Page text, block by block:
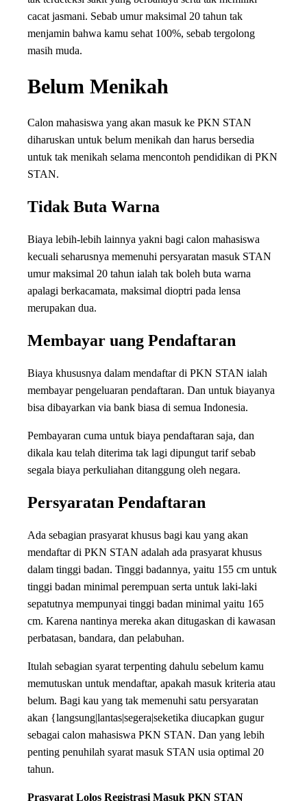
cacat jasmani. Sebab umur maksimal 20 tahun tak
menjamin bahwa kamu sehat 100%, sebab tergolong
masih muda.
Belum Menikah
Calon mahasiswa yang akan masuk ke PKN STAN
diharuskan untuk belum menikah dan harus bersedia
untuk tak menikah selama mencontoh pendidikan di PKN
STAN.
Tidak Buta Warna
Biaya lebih-lebih lainnya yakni bagi calon mahasiswa
kecuali seharusnya memenuhi persyaratan masuk STAN
umur maksimal 20 tahun ialah tak boleh buta warna
apalagi berkacamata, maksimal dioptri pada lensa
merupakan dua.
Membayar uang Pendaftaran
Biaya khususnya dalam mendaftar di PKN STAN ialah
membayar pengeluaran pendaftaran. Dan untuk biayanya
bisa dibayarkan via bank biasa di semua Indonesia.
Pembayaran cuma untuk biaya pendaftaran saja, dan
dikala kau telah diterima tak lagi dipungut tarif sebab
segala biaya perkuliahan ditanggung oleh negara.
Persyaratan Pendaftaran
Ada sebagian prasyarat khusus bagi kau yang akan
mendaftar di PKN STAN adalah ada prasyarat khusus
dalam tinggi badan. Tinggi badannya, yaitu 155 cm untuk
tinggi badan minimal perempuan serta untuk laki-laki
sepatutnya mempunyai tinggi badan minimal yaitu 165
cm. Karena nantinya mereka akan ditugaskan di kawasan
perbatasan, bandara, dan pelabuhan.
Itulah sebagian syarat terpenting dahulu sebelum kamu
memutuskan untuk mendaftar, apakah masuk kriteria atau
belum. Bagi kau yang tak memenuhi satu persyaratan
akan {langsung|lantas|segera|seketika diucapkan gugur
sebagai calon mahasiswa PKN STAN. Dan yang lebih
penting penuhilah syarat masuk STAN usia optimal 20
tahun.
Prasyarat Lolos Registrasi Masuk PKN STAN